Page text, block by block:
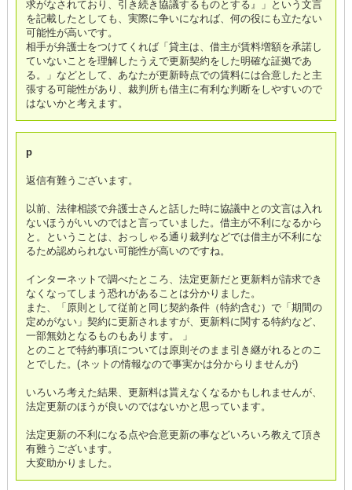
求がなされており、引き続き協議するものとする』」という文言
を記載したとしても、実際に争いになれば、何の役にも立たない
可能性が高いです。
相手が弁護士をつけてくれば「貸主は、借主が賃料増額を承諾し
ていないことを理解したうえで更新契約をした明確な証拠であ
る。」などとして、あなたが更新時点での賃料には合意したと主
張する可能性があり、裁判所も借主に有利な判断をしやすいので
はないかと考えます。
p
返信有難うございます。
以前、法律相談で弁護士さんと話した時に協議中との文言は入れ
ないほうがいいのではと言っていました。借主が不利になるから
と。ということは、おっしゃる通り裁判などでは借主が不利にな
るため認められない可能性が高いのですね。
インターネットで調べたところ、法定更新だと更新料が請求でき
なくなってしまう恐れがあることは分かりました。
また、「原則として従前と同じ契約条件（特約含む）で「期間の
定めがない」契約に更新されますが、更新料に関する特約など、
一部無効となるものもあります。 」
とのことで特約事項については原則そのまま引き継がれるとのこ
とでした。(ネットの情報なので事実かは分からりませんが)
いろいろ考えた結果、更新料は貰えなくなるかもしれませんが、
法定更新のほうが良いのではないかと思っています。
法定更新の不利になる点や合意更新の事などいろいろ教えて頂き
有難うございます。
大変助かりました。